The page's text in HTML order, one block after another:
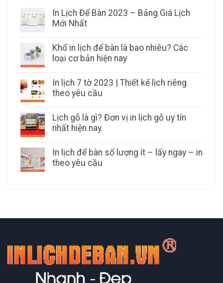
In Lịch Để Bàn 2023 – Bảng Giá Lịch
Mới Nhất
Khổ in lịch để bàn là bao nhiêu? Các
loại cơ bản hiện nay
In lịch 7 tờ 2023 | Thiết kế lịch riêng
theo yêu cầu
Lịch gỗ là gì? Đơn vị in lịch gỗ uy tín
nhất hiện nay.
In lịch để bàn số lượng ít – lấy ngay – in
theo yêu cầu